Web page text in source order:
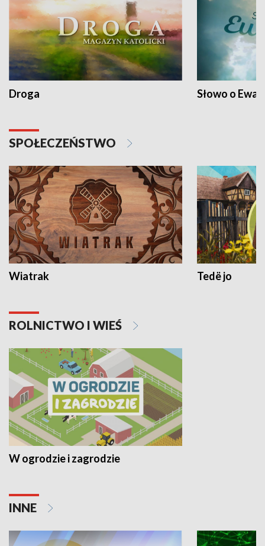
Droga Słowo o
SPOŁECZEŃSTWO
Wiatrak Tedë jo
ROLNICTWO I WIEŚ
W ogrodzie i zagrodzie
INNE